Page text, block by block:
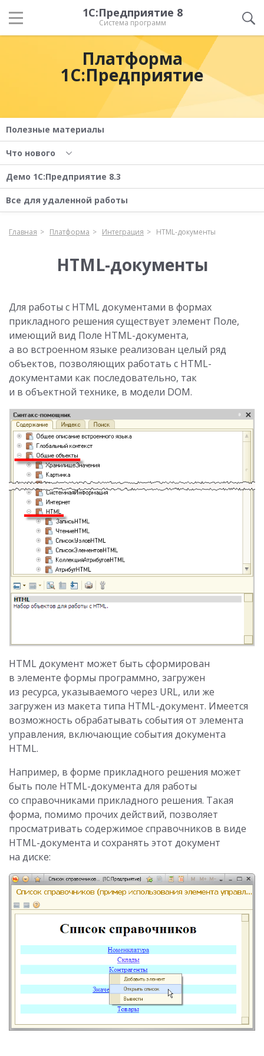
1С:Предприятие 8
Система программ
Платформа
1С:Предприятие
Полезные материалы
Что нового
Демо 1С:Предприятие 8.3
Все для удаленной работы
Главная Платформа Интеграция HTML-документы
HTML-документы
Для работы с HTML документами в формах
прикладного решения существует элемент Поле,
имеющий вид Поле HTML-документа,
а во встроенном языке реализован целый ряд
объектов, позволяющих работать с HTML-
документами как последовательно, так
и в объектной технике, в модели DOM.
HTML документ может быть сформирован
в элементе формы программно, загружен
из ресурса, указываемого через URL, или же
загружен из макета типа HTML-документ. Имеется
возможность обрабатывать события от элемента
управления, включающие события документа
HTML.
Например, в форме прикладного решения может
быть поле HTML-документа для работы
со справочниками прикладного решения. Такая
форма, помимо прочих действий, позволяет
просматривать содержимое справочников в виде
HTML-документа и сохранять этот документ
на диске: